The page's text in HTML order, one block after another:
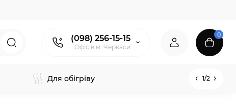
(098) 256-15-15
Офіс в м. Черкаси
0
Для обігріву 1/2